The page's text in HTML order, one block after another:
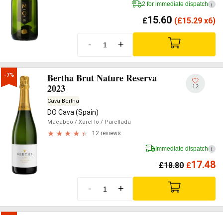
2 for immediate dispatch i
£15.60 (£15.29 x6)
- +
-7%
Bertha Brut Nature Reserva
2023
Cava Bertha
DO Cava (Spain)
Macabeo / Xarel·lo / Parellada
12 reviews
12
Immediate dispatch i
£18.80 £17.48
- +